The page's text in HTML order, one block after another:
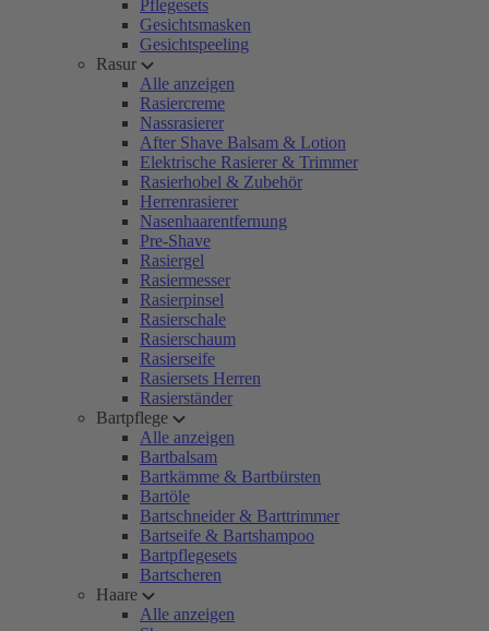
Pflegesets
Gesichtsmasken
Gesichtspeeling
Rasur
Alle anzeigen
Rasiercreme
Nassrasierer
After Shave Balsam & Lotion
Elektrische Rasierer & Trimmer
Rasierhobel & Zubehör
Herrenrasierer
Nasenhaarentfernung
Pre-Shave
Rasiergel
Rasiermesser
Rasierpinsel
Rasierschale
Rasierschaum
Rasierseife
Rasiersets Herren
Rasierständer
Bartpflege
Alle anzeigen
Bartbalsam
Bartkämme & Bartbürsten
Bartöle
Bartschneider & Barttrimmer
Bartseife & Bartshampoo
Bartpflegesets
Bartscheren
Haare
Alle anzeigen